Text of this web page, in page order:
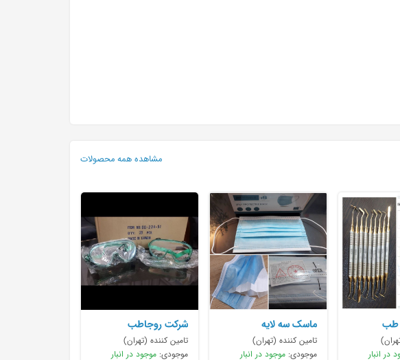
مشاهده همه محصولات
طب
در انبار
ماسک سه لایه
تامین کننده (تهران)
موجودی:موجود در انبار
شرکت روجاطب
تامین کننده (تهران)
موجودی: موجود در انبار